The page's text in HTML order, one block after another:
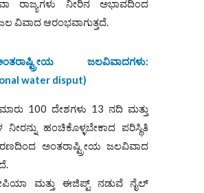
ರಾಜ್ಯಗಳು ನೀರಿನ ಅಭಾವದಿಂದ
ವಿವಾದ ಆರಂಭವಾಗುತ್ತದೆ.
ಜಲವಿವಾದಗಳು:
water disput)
100 ದೇಶಗಳು 13 ನದಿ ಮತ್ತು
ಹಂಚಿಕೊಳ್ಳಬೇಕಾದ ಪರಿಸ್ಥಿತಿ
ಅಂತರಾಷ್ಟ್ರೀಯ ಜಲವಿವಾದ
ಮತ್ತು ಈಜಿಪ್ಟ್ ನಡುವೆ ನೈಲ್